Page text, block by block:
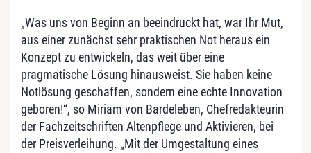
„Was uns von Beginn an beeindruckt hat, war Ihr Mut,
aus einer zunächst sehr praktischen Not heraus ein
Konzept zu entwickeln, das weit über eine
pragmatische Lösung hinausweist. Sie haben keine
Notlösung geschaffen, sondern eine echte Innovation
geboren!“, so Miriam von Bardeleben, Chefredakteurin
der Fachzeitschriften Altenpflege und Aktivieren, bei
der Preisverleihung. „Mit der Umgestaltung eines